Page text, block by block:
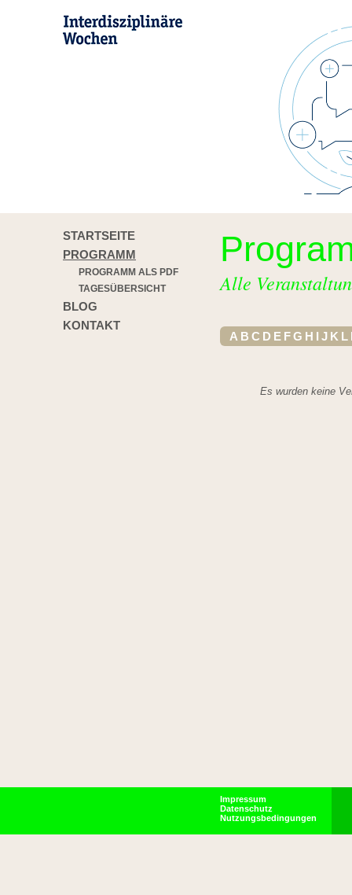
STARTSEITE
PROGRAMM
PROGRAMM ALS PDF
TAGESÜBERSICHT
BLOG
KONTAKT
Alle
A B C D E FG H I J K L
Es wurden keine
Impressum
Datenschutz
Nutzungsbedingungen